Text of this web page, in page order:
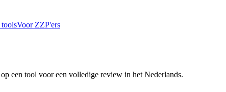
Voor ZZP'ers
een tool voor een volledige review in het Nederlands.